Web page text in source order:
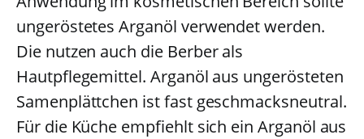
ungeröstetes Arganöl verwendet werden.
Die nutzen auch die Berber als
Hautpflegemittel. Arganöl aus ungerösteten
Samenplättchen ist fast geschmacksneutral.
Für die Küche empfiehlt sich ein Arganöl aus